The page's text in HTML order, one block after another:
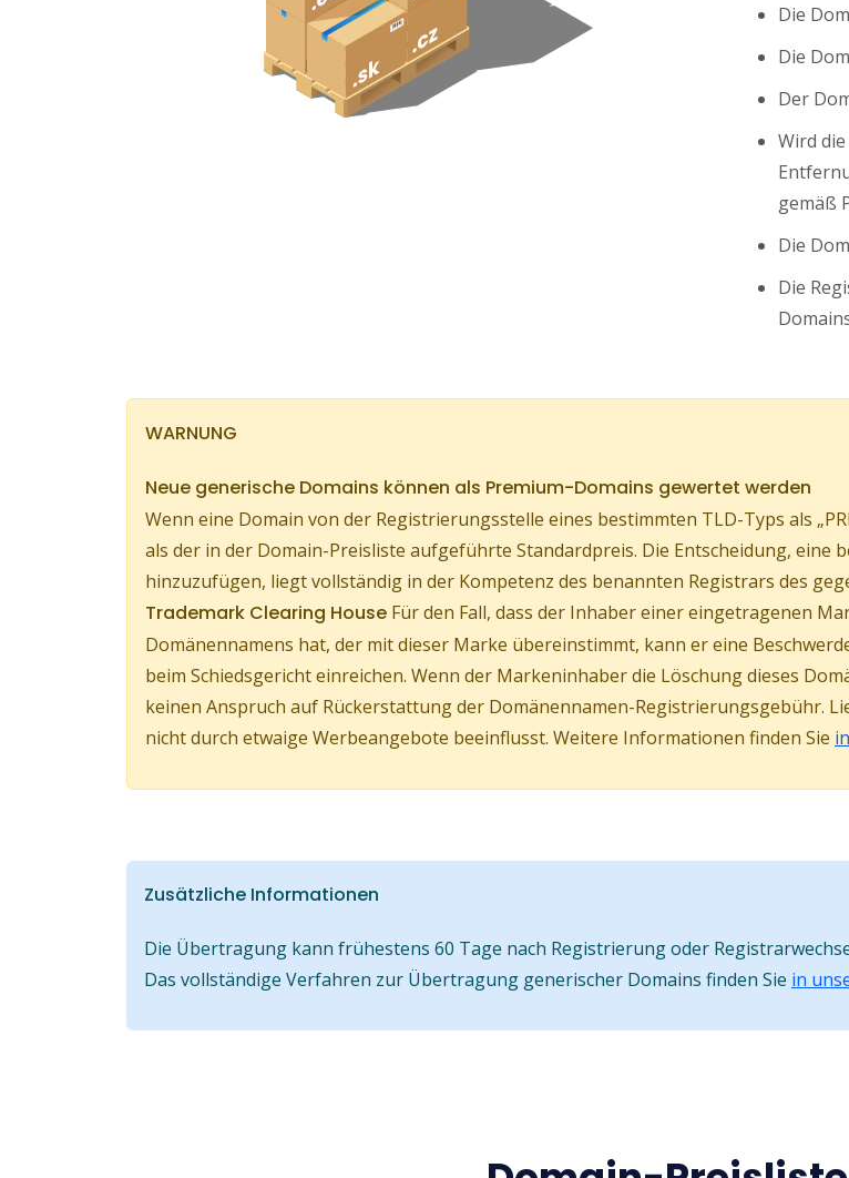
Die
Die
Der
Wird
gemäß
Die
Die
WARNUNG
Neue generische Domains können als Premium-Domains gewertet werden
Wenn eine Domain von der Registrierungsstelle eines bestimmten TLD-Typs als
als der in der Domain-Preisliste aufgeführte Standardpreis. Die Entscheidung, eine
hinzuzufügen, liegt vollständig in der Kompetenz des benannten Registrars des
Trademark Clearing House Für den Fall, dass der Inhaber einer eingetragenen
Domänennamens hat, der mit dieser Marke übereinstimmt, kann er eine
beim Schiedsgericht einreichen. Wenn der Markeninhaber die Löschung dieses
keinen Anspruch auf Rückerstattung der Domänennamen-Registrierungsgebühr.
nicht durch etwaige Werbeangebote beeinflusst. Weitere Informationen finden Sie
Zusätzliche Informationen
Die Übertragung kann frühestens 60 Tage nach Registrierung oder
Das vollständige Verfahren zur Übertragung generischer Domains finden Sie in